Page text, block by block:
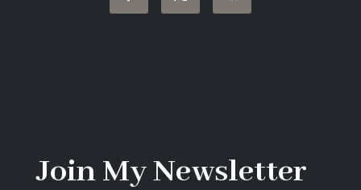
Join My Newsletter